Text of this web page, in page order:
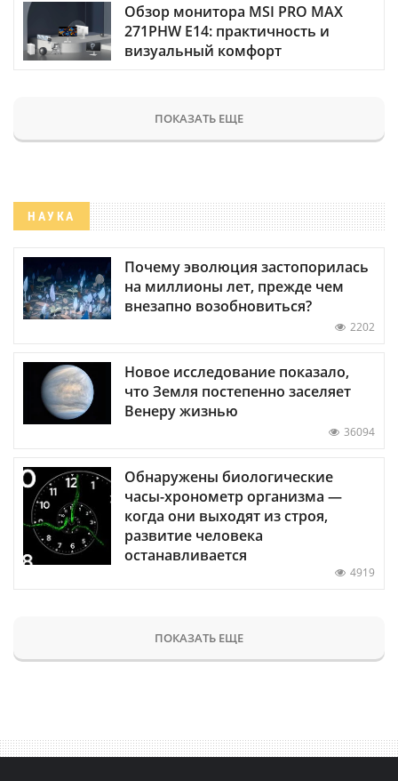
Обзор монитора MSI PRO MAX
271PHW E14: практичность и
визуальный комфорт
ПОКАЗАТЬ ЕЩЕ
НАУКА
Почему эволюция застопорилась
на миллионы лет, прежде чем
внезапно возобновиться?
2202
Новое исследование показало,
что Земля постепенно заселяет
Венеру жизнью
36094
Обнаружены биологические
часы-хронометр организма —
когда они выходят из строя,
развитие человека
останавливается
4919
ПОКАЗАТЬ ЕЩЕ